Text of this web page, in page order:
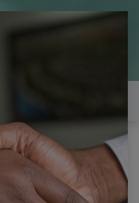
de
66 est
aider
MERE